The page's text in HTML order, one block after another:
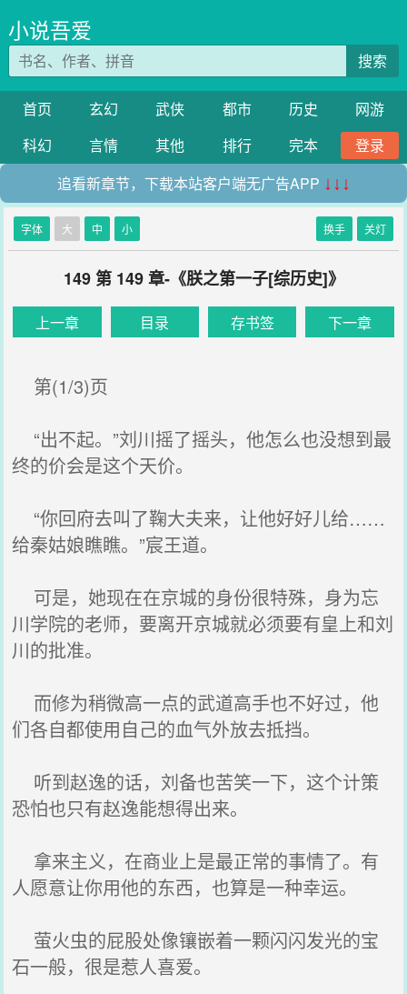
小说吾爱
搜索
首页 玄幻 武侠 都市 历史
网游
科幻
言情 其他 排行 完本
登录
追看新章节，下载本站客户端无广告APP ↓↓↓
字体 大 中 小 换手 关灯
149 第 149 章-《朕之第一子[综历史]》
上一章 目录 存书签 下一章
第(1/3)页
“出不起。”刘川摇了摇头，他怎么也没想到最
终的价会是这个天价。
“你回府去叫了鞠大夫来，让他好好儿给……
给秦姑娘瞧瞧。”宸王道。
可是，她现在在京城的身份很特殊，身为忘
川学院的老师，要离开京城就必须要有皇上和刘
川的批准。
而修为稍微高一点的武道高手也不好过，他
们各自都使用自己的血气外放去抵挡。
听到赵逸的话，刘备也苦笑一下，这个计策
恐怕也只有赵逸能想得出来。
拿来主义，在商业上是最正常的事情了。有
人愿意让你用他的东西，也算是一种幸运。
萤火虫的屁股处像镶嵌着一颗闪闪发光的宝
石一般，很是惹人喜爱。